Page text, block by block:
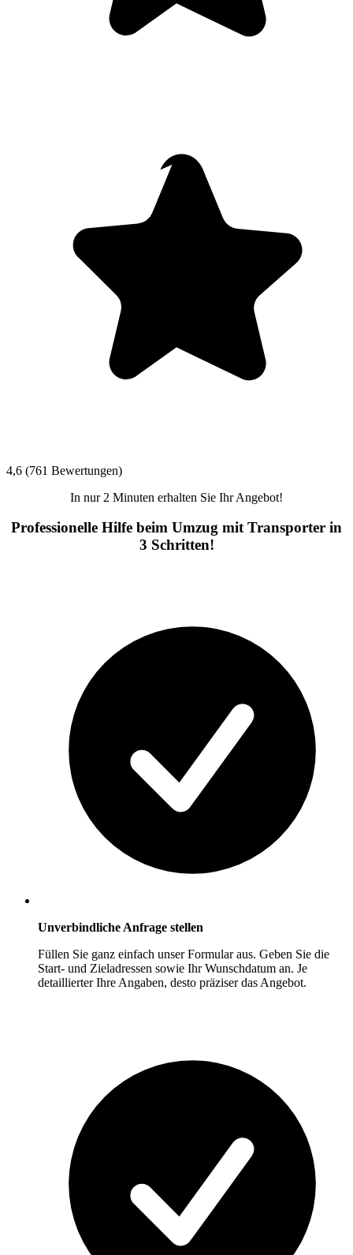
4,6 (761 Bewertungen)
In nur 2 Minuten erhalten Sie Ihr Angebot!
Professionelle Hilfe beim Umzug mit Transporter in
3 Schritten!
Unverbindliche Anfrage stellen
Füllen Sie ganz einfach unser Formular aus. Geben Sie die
Start- und Zieladressen sowie Ihr Wunschdatum an. Je
detaillierter Ihre Angaben, desto präziser das Angebot.